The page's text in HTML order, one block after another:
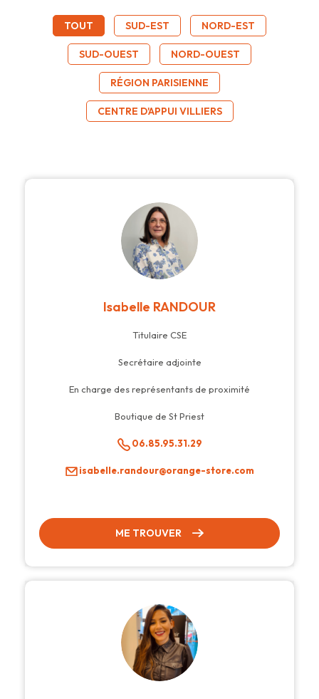
TOUT SUD-EST NORD-EST
SUD-OUEST NORD-OUEST
RÉGION PARISIENNE
CENTRE D'APPUI VILLIERS
Isabelle RANDOUR
Titulaire CSE
Secrétaire adjointe
En charge des représentants de proximité
Boutique de St Priest
06.85.95.31.29
isabelle.randour@orange-store.com
ME TROUVER